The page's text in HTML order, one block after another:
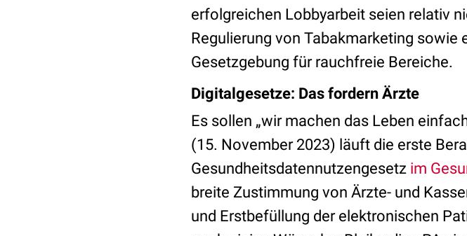
erfolgreichen Lobbyarbeit seien relativ
Regulierung von Tabakmarketing
Gesetzgebung für rauchfreie Bereiche.
Digitalgesetze: Das fordern Ärzte
Es sollen „wir machen das Leben
(15. November 2023) läuft die erste
Gesundheitsdatennutzengesetz im
breite Zustimmung von Ärzte- und
und Erstbefüllung der elektronischen